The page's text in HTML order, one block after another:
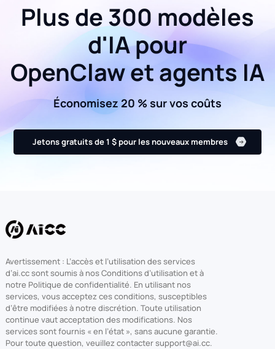
Plus de 300 modèles
d'IA pour
OpenClaw et agents IA
Économisez 20 % sur vos coûts
Jetons gratuits de 1 $ pour les nouveaux membres
Avertissement : L’accès et l’utilisation des services
d’ai.cc sont soumis à nos Conditions d’utilisation et à
notre Politique de confidentialité. En utilisant nos
services, vous acceptez ces conditions, susceptibles
d’être modifiées à notre discrétion. Toute utilisation
continue vaut acceptation des modifications. Nos
services sont fournis « en l’état », sans aucune garantie.
Pour toute question, veuillez contacter support@ai.cc.